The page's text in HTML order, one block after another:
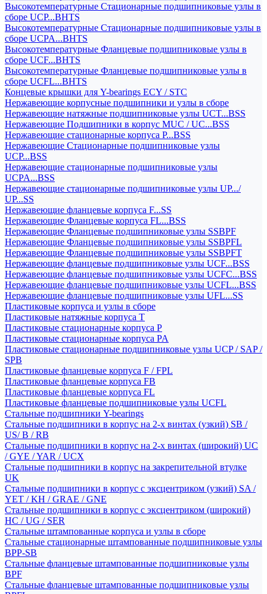
Высокотемпературные Стационарные подшипниковые узлы в
сборе UCP...BHTS
Высокотемпературные Стационарные подшипниковые узлы в
сборе UCPA...BHTS
Высокотемпературные Фланцевые подшипниковые узлы в
сборе UCF...BHTS
Высокотемпературные Фланцевые подшипниковые узлы в
сборе UCFL...BHTS
Концевые крышки для Y-bearings ECY / STC
Нержавеющие корпусные подшипники и узлы в сборе
Нержавеющие натяжные подшипниковые узлы UCT...BSS
Нержавеющие Подшипники в корпус MUC / UC...BSS
Нержавеющие стационарные корпуса P...BSS
Нержавеющие Стационарные подшипниковые узлы
UCP...BSS
Нержавеющие стационарные подшипниковые узлы
UCPA...BSS
Нержавеющие стационарные подшипниковые узлы UP.../
UP...SS
Нержавеющие фланцевые корпуса F...SS
Нержавеющие Фланцевые корпуса FL...BSS
Нержавеющие Фланцевые подшипниковые узлы SSBPF
Нержавеющие Фланцевые подшипниковые узлы SSBPFL
Нержавеющие Фланцевые подшипниковые узлы SSBPFT
Нержавеющие фланцевые подшипниковые узлы UCF...BSS
Нержавеющие фланцевые подшипниковые узлы UCFC...BSS
Нержавеющие фланцевые подшипниковые узлы UCFL...BSS
Нержавеющие фланцевые подшипниковые узлы UFL...SS
Пластиковые корпуса и узлы в сборе
Пластиковые натяжные корпуса T
Пластиковые стационарные корпуса P
Пластиковые стационарные корпуса PA
Пластиковые стационарные подшипниковые узлы UCP / SAP /
SPB
Пластиковые фланцевые корпуса F / FPL
Пластиковые фланцевые корпуса FB
Пластиковые фланцевые корпуса FL
Пластиковые фланцевые подшипниковые узлы UCFL
Стальные подшипники Y-bearings
Стальные подшипники в корпус на 2-х винтах (узкий) SB /
US/ B / RB
Стальные подшипники в корпус на 2-х винтах (широкий) UC
/ GYE / YAR / UCX
Стальные подшипники в корпус на закрепительной втулке
UK
Стальные подшипники в корпус с эксцентриком (узкий) SA /
YET / KH / GRAE / GNE
Стальные подшипники в корпус с эксцентриком (широкий)
HC / UG / SER
Стальные штампованные корпуса и узлы в сборе
Стальные стационарные штампованные подшипниковые узлы
BPP-SB
Стальные фланцевые штампованные подшипниковые узлы
BPF
Стальные фланцевые штампованные подшипниковые узлы